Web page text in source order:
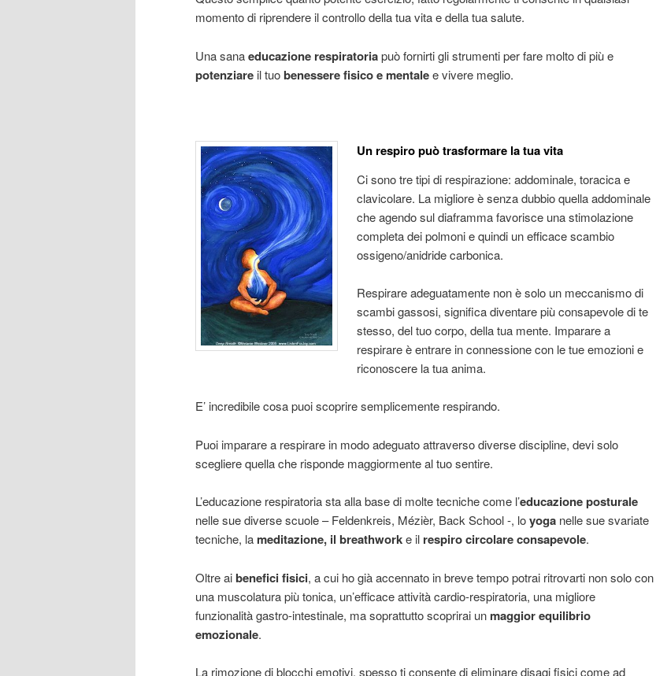
momento di riprendere il controllo della tua vita e della tua salute.
Una sanaeducazione respiratoriapuò fornirti gli strumenti per fare molto di più e
potenziare il tuobenessere fisico e mentalee vivere meglio.
Un respiro può trasformare la tua vita
Ci sono tre tipi di respirazione: addominale, toracica e
clavicolare. La migliore è senza dubbio quella addominale
che agendo sul diaframma favorisce una stimolazione
completa dei polmoni e quindi un efficace scambio
ossigeno/anidride carbonica.
Respirare adeguatamente non è solo un meccanismo di
scambi gassosi, significa diventare più consapevole di te
stesso, del tuo corpo, della tua mente. Imparare a
respirare è entrare in connessione con le tue emozioni e
riconoscere la tua anima.
E’ incredibile cosa puoi scoprire semplicemente respirando.
Puoi imparare a respirare in modo adeguato attraverso diverse discipline, devi solo
scegliere quella che risponde maggiormente al tuo sentire.
L’educazione respiratoria sta alla base di molte tecniche come l’educazione posturale
nelle sue diverse scuole – Feldenkreis, Mézièr, Back School -, loyoga nelle sue svariate
tecniche, la meditazione, il breathworke il respiro circolare consapevole.
Oltre aibenefici fisici, a cui ho già accennato in breve tempo potrai ritrovarti non solo con
una muscolatura più tonica, un’efficace attività cardio-respiratoria, una migliore
funzionalità gastro-intestinale, ma soprattutto scoprirai un maggior equilibrio
emozionale.
La rimozione di blocchi emotivi, spesso ti consente di eliminare disagi fisici come ad